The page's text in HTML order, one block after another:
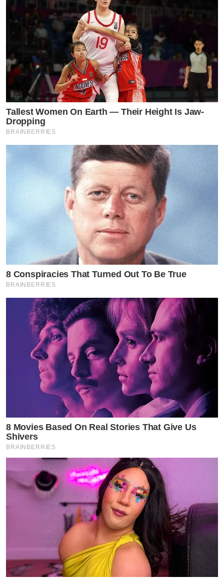
“ก้อย รัชวิน” อวยพรวันเกิดสุดซึ้ง “ตูน บอดี้สแลม”
ขอบคุณทำหน้าที่สามีได้อย่างไม่บกพร่อง
โมเมนต์น่ารัก “น้องโรเตอร์” จับชายกระโปรงให้ “พี่มิ
ย่า” เพราะกลัวพี่สาวสะดุดล้ม งุ้ย!! หล่อละมุ่นแถมเทค
แคร์ดีสุดๆ ไม่แปลกคุณแม่ห่วงหนักมาก
by TVPOOL ONLINE
Tallest Women On Earth — Their Height Is Jaw-
Dropping
BRAINBERRIES
8 Conspiracies That Turned Out To Be True
BRAINBERRIES
8 Movies Based On Real Stories That Give Us
Shivers
BRAINBERRIES